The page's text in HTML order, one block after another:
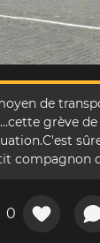
de
grève de
compagnon
0